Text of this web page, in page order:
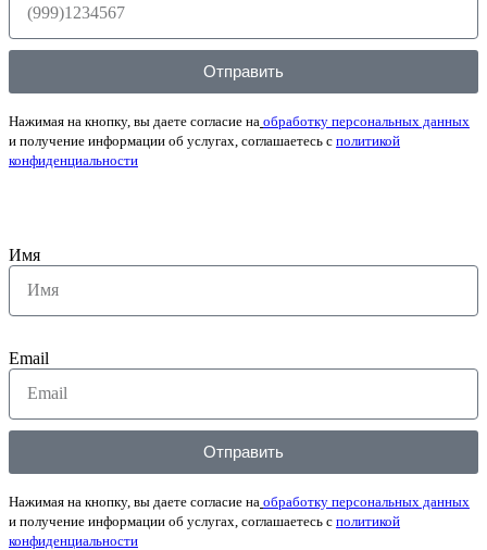
Отправить
Нажимая на кнопку, вы даете согласие на обработку персональных данных
и получение информации об услугах, соглашаетесь с политикой
конфиденциальности
Имя
Email
Отправить
Нажимая на кнопку, вы даете согласие на обработку персональных данных
и получение информации об услугах, соглашаетесь с политикой
конфиденциальности